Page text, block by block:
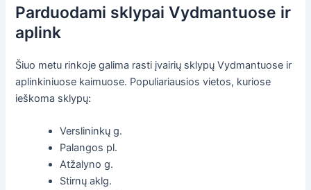
Parduodami sklypai Vydmantuose ir
aplink
Šiuo metu rinkoje galima rasti įvairių sklypų Vydmantuose ir
aplinkiniuose kaimuose. Populiariausios vietos, kuriose
ieškoma sklypų:
Verslininkų g.
Palangos pl.
Atžalyno g.
Stirnų aklg.